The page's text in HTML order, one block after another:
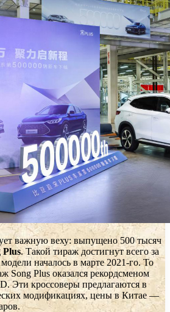
важную веху: выпущено 500 тысяч
Plus. Такой тираж достигнут всего за
началось в марте 2021-го. То
Song Plus оказался рекордсменом
Эти кроссоверы предлагаются в
модификациях, цены в Китае —